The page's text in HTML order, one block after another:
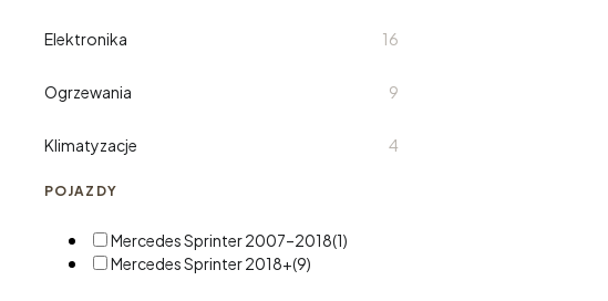
Elektronika 16
Ogrzewania 9
Klimatyzacje 4
POJAZDY
Mercedes Sprinter 2007–2018(1)
Mercedes Sprinter 2018+(9)